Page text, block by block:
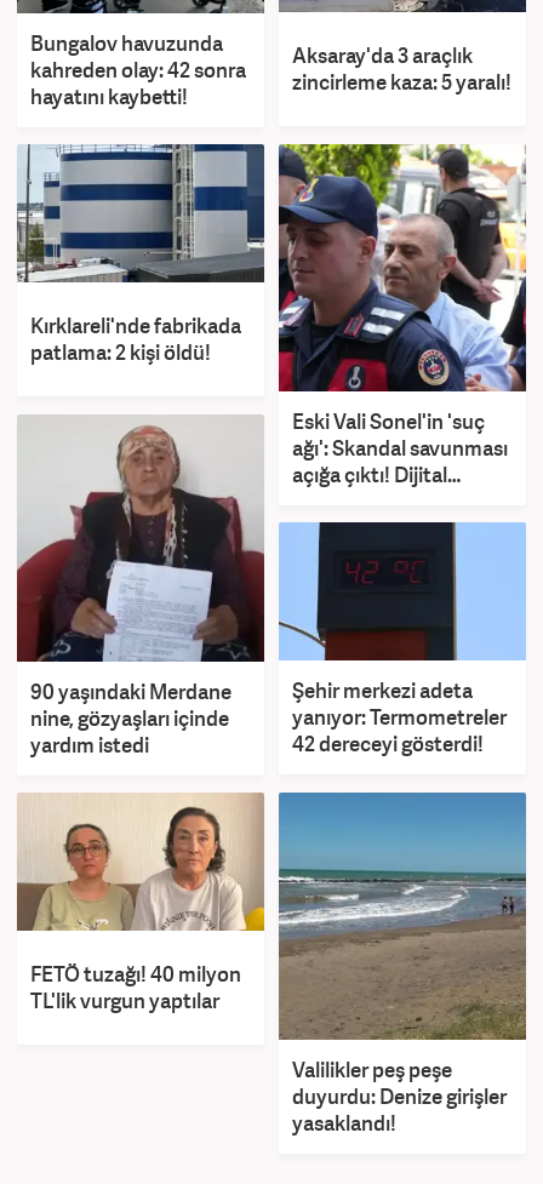
Bungalov havuzunda
kahreden olay: 42 sonra
hayatını kaybetti!
Aksaray'da 3 araçlık
zincirleme kaza: 5 yaralı!
Kırklareli'nde fabrikada
patlama: 2 kişi öldü!
Eski Vali Sonel'in 'suç
ağı': Skandal savunması
açığa çıktı! Dijital
90 yaşındaki Merdane
nine, gözyaşları içinde
yardım istedi
Şehir merkezi adeta
yanıyor: Termometreler
42 dereceyi gösterdi!
FETÖ tuzağı! 40 milyon
TL'lik vurgun yaptılar
Valilikler peş peşe
duyurdu: Denize girişler
yasaklandı!